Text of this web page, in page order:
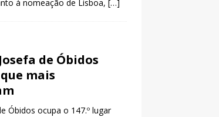
à nomeação de Lisboa, […]
de Óbidos
mais
Óbidos ocupa o 147.º lugar